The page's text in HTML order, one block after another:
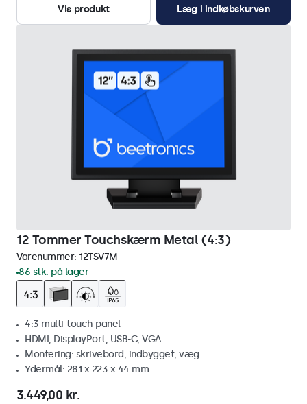
Vis produkt
Læg i indkøbskurven
12 Tommer Touchskærm Metal (4:3)
Varenummer: 12TSV7M
86 stk. på lager
4:3 multi-touch panel
HDMI, DisplayPort, USB-C, VGA
Montering: skrivebord, indbygget, væg
Ydermål: 281 x 223 x 44 mm
3.449,00 kr.